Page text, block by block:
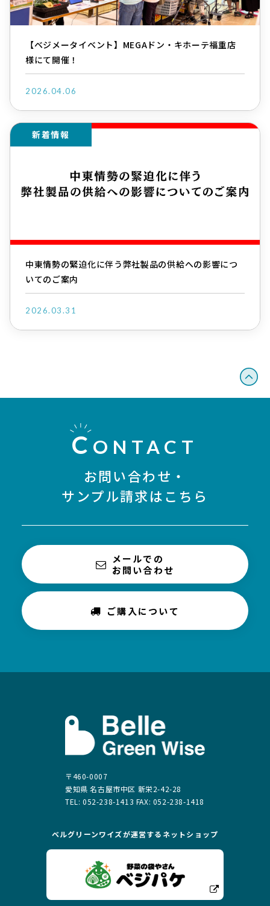
【ベジメータイベント】MEGAドン・キホーテ福重店
様にて開催！
2026.04.06
新着情報
中東情勢の緊迫化に伴う弊社製品の供給への影響につ
いてのご案内
2026.03.31
C ONTACT
お問い合わせ・
サンプル請求はこちら
メールでの
お問い合わせ
ご購入について
〒460-0007
愛知県 名古屋市中区 新栄2-42-28
TEL: 052-238-1413 FAX: 052-238-1418
ベルグリーンワイズが運営する ネットショップ